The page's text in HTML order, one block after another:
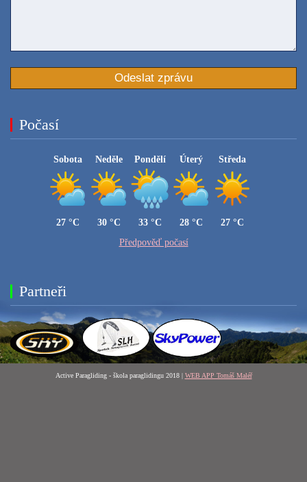
Počasí
Sobota
27 °C
Neděle
30 °C
Pondělí
33 °C
Úterý
28 °C
Středa
27 °C
Předpověď počasí
Partneři
Active Paragliding - škola paraglidingu 2018 | WEB APP Tomáš Maléř